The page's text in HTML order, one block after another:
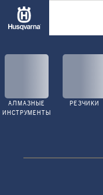
АЛМАЗНЫЕ
ИНСТРУМЕНТЫ
РЕЗЧИКИ